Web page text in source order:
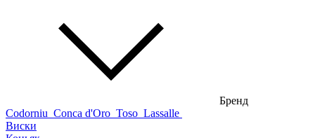
Бренд
Codorniu Conca d'Oro Toso Lassalle
Виски